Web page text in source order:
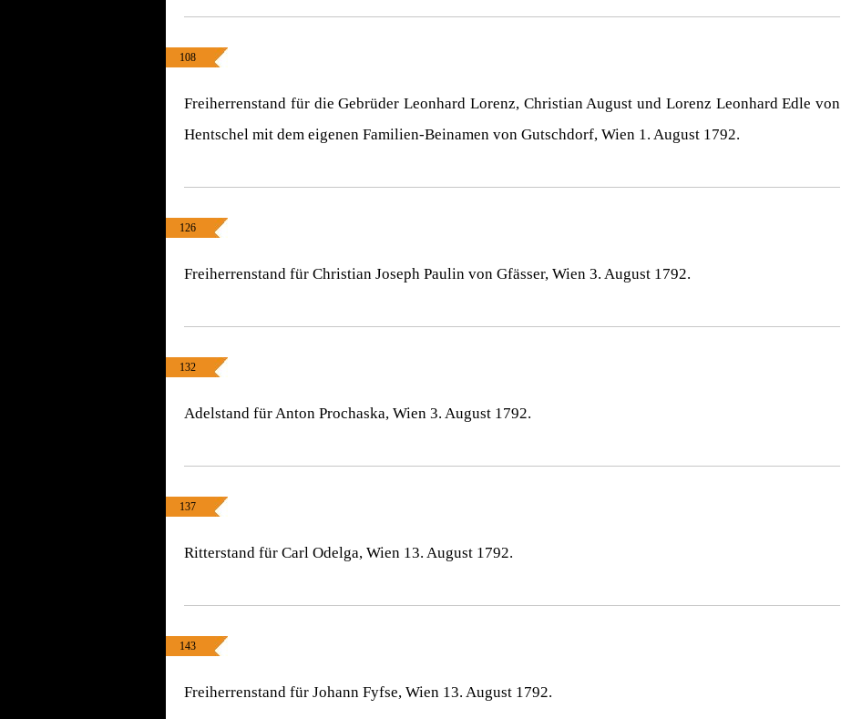
108
Freiherrenstand für die Gebrüder Leonhard Lorenz, Christian August und Lorenz Leonhard Edle von
Hentschel mit dem eigenen Familien-Beinamen von Gutschdorf, Wien 1. August 1792.
126
Freiherrenstand für Christian Joseph Paulin von Gfässer, Wien 3. August 1792.
132
Adelstand für Anton Prochaska, Wien 3. August 1792.
137
Ritterstand für Carl Odelga, Wien 13. August 1792.
143
Freiherrenstand für Johann Fyfse, Wien 13. August 1792.